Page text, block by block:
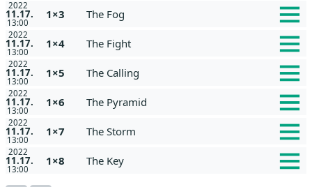
2022
11.17.
13:00
1×3 The Fog
2022
11.17.
13:00
1×4 The Fight
2022
11.17.
13:00
1×5 The Calling
2022
11.17.
13:00
1×6 The Pyramid
2022
11.17.
13:00
1×7 The Storm
2022
11.17.
13:00
1×8 The Key